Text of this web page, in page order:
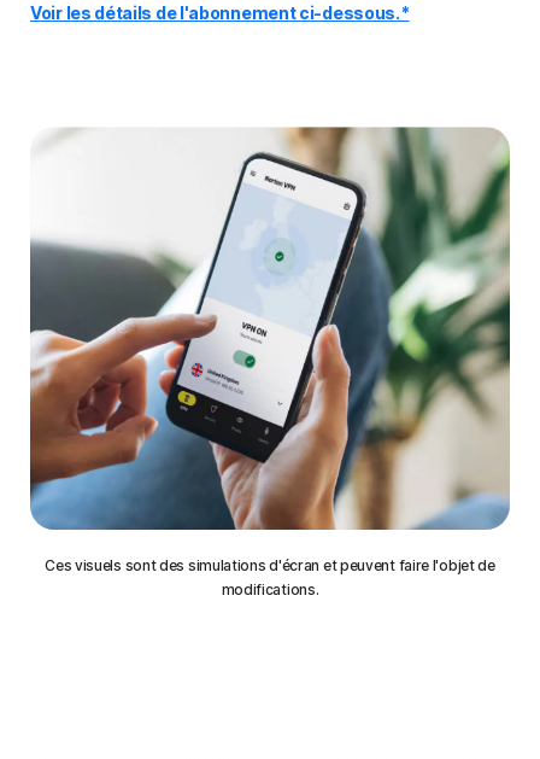
Ces visuels sont des simulations d'écran et peuvent faire l'objet de
modifications.
Voir les détails de l'abonnement ci-dessous.*